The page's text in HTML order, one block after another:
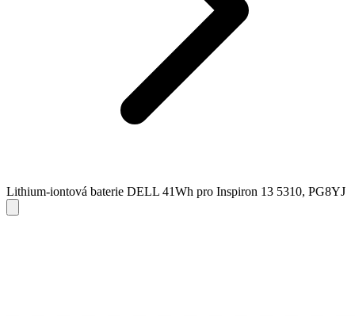
Lithium-iontová baterie DELL 41Wh pro Inspiron 13 5310, PG8YJ